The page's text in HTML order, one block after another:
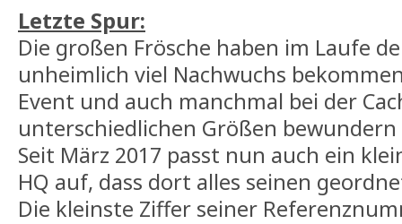
Letzte Spur:
Die großen Frösche haben im Laufe
unheimlich viel Nachwuchs
Event und auch manchmal bei der
unterschiedlichen Größen
Seit März 2017 passt nun auch ein
HQ auf, dass dort alles seinen
Die kleinste Ziffer seiner